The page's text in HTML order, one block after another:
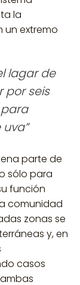
la
un extremo
lagar de
por seis
parte de
sólo para
función
comunidad
zonas se
y, en
casos